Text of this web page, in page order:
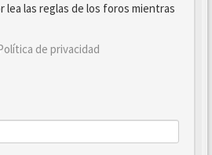
lea las reglas de los foros mientras
de privacidad